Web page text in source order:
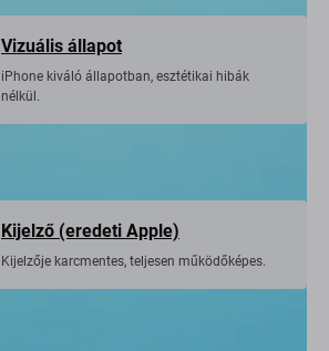
Vizuális állapot
iPhone kiváló állapotban, esztétikai hibák
nélkül.
Kijelző (eredeti Apple)
Kijelzője karcmentes, teljesen működőképes.